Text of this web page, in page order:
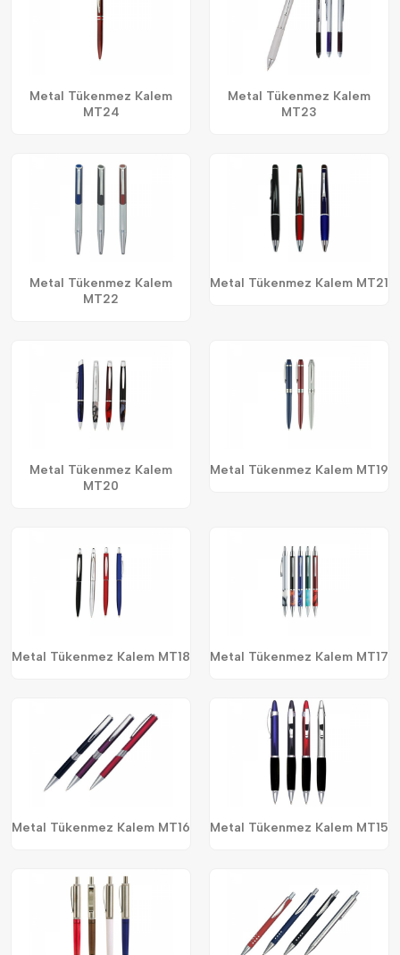
Metal Tükenmez Kalem
MT24
Metal Tükenmez Kalem
MT23
Metal Tükenmez Kalem
MT22
Metal Tükenmez Kalem MT21
Metal Tükenmez Kalem
MT20
Metal Tükenmez Kalem MT19
Metal Tükenmez Kalem MT18 Metal Tükenmez Kalem MT17
Metal Tükenmez Kalem MT16 Metal Tükenmez Kalem MT15